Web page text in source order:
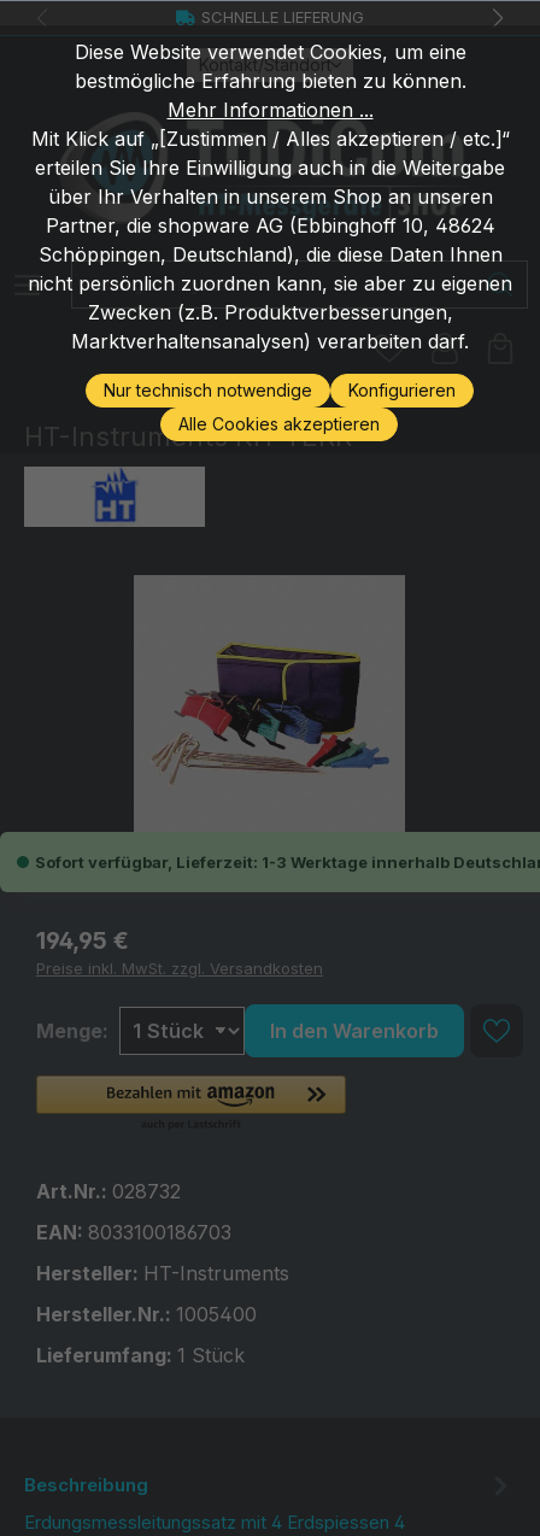
Zum Hauptinhalt springenSCHNELLE LIEFERUNG
Kontakt/Standort
Suchbegriff eingeben ...
HT-Instruments KIT TERR
Sofort verfügbar, Lieferzeit: 1-3 Werktage innerhalb
Regulärer Preis:
194,95 €
Preise inkl. MwSt. zzgl. Versandkosten
Menge: In den Warenkorb
Art.Nr.: 028732
EAN: 8033100186703
Hersteller: HT-Instruments
Hersteller.Nr.: 1005400
Lieferumfang: 1 Stück
Beschreibung
Erdungsmessleitungssatz mit 4 Erdspiessen 4
Diese Website verwendet Cookies, um eine
bestmögliche Erfahrung bieten zu können.
Mehr Informationen ...
Mit Klick auf „[Zustimmen / Alles akzeptieren / etc.]“
erteilen Sie Ihre Einwilligung auch in die Weitergabe
über Ihr Verhalten in unserem Shop an unseren
Partner, die shopware AG (Ebbinghoff 10, 48624
Schöppingen, Deutschland), die diese Daten Ihnen
nicht persönlich zuordnen kann, sie aber zu eigenen
Zwecken (z.B. Produktverbesserungen,
Marktverhaltensanalysen) verarbeiten darf.
Nur technisch notwendige
Konfigurieren
Alle Cookies akzeptieren